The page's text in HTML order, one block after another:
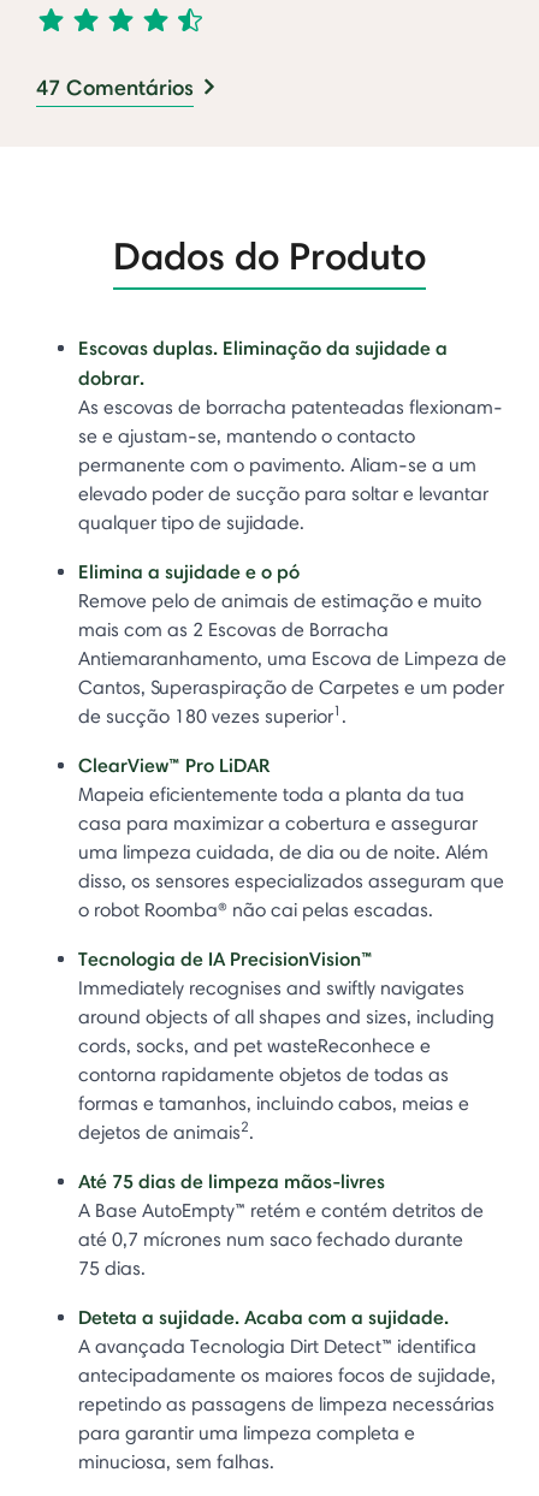
47 Comentários
Dados do Produto
Escovas duplas. Eliminação da sujidade a
dobrar.
As escovas de borracha patenteadas flexionam-
se e ajustam-se, mantendo o contacto
permanente com o pavimento. Aliam-se a um
elevado poder de sucção para soltar e levantar
qualquer tipo de sujidade.
Elimina a sujidade e o pó
Remove pelo de animais de estimação e muito
mais com as 2 Escovas de Borracha
Antiemaranhamento, uma Escova de Limpeza de
Cantos, Superaspiração de Carpetes e um poder
de sucção 180 vezes superior1 .
ClearView™ Pro LiDAR
Mapeia eficientemente toda a planta da tua
casa para maximizar a cobertura e assegurar
uma limpeza cuidada, de dia ou de noite. Além
disso, os sensores especializados asseguram que
o robot Roomba® não cai pelas escadas.
Tecnologia de IA PrecisionVision™
Immediately recognises and swiftly navigates
around objects of all shapes and sizes, including
cords, socks, and pet wasteReconhece e
contorna rapidamente objetos de todas as
formas e tamanhos, incluindo cabos, meias e
dejetos de animais2.
Até 75 dias de limpeza mãos-livres
A Base AutoEmpty™ retém e contém detritos de
até 0,7 mícrones num saco fechado durante
75 dias.
Deteta a sujidade. Acaba com a sujidade.
A avançada Tecnologia Dirt Detect™ identifica
antecipadamente os maiores focos de sujidade,
repetindo as passagens de limpeza necessárias
para garantir uma limpeza completa e
minuciosa, sem falhas.